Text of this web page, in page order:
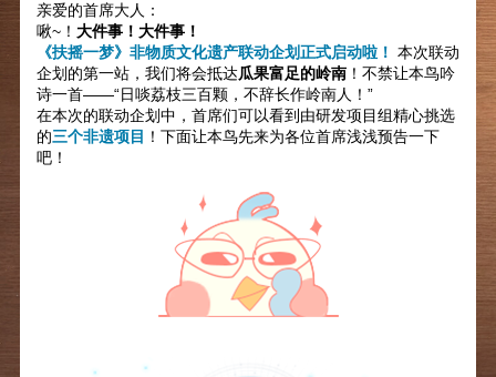
亲爱的首席大人：
啾~！ 大件事！大件事！
《扶摇一梦》非物质文化遗产联动企划正式启动啦！ 本次联动
企划的第一站，我们将会抵达瓜果富足的岭南！不禁让本鸟吟
诗一首——“日啖荔枝三百颗，不辞长作岭南人！”
在本次的联动企划中，首席们可以看到由研发项目组精心挑选
的三个非遗项目 ！下面让本鸟先来为各位首席浅浅预告一下
吧！